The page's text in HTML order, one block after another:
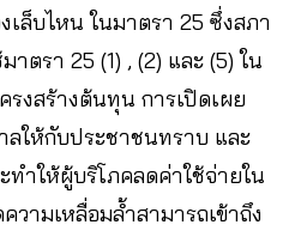
ล็บไหน ในมาตรา 25 ซึ่งสภา
ตรา 25 (1) , (2) และ (5) ใน
รงสร้างต้นทุน การเปิดเผย
ลให้กับประชาชนทราบ และ
ทำให้ผู้บริโภคลดค่าใช้จ่ายใน
ามเหลื่อมล้ำสามารถเข้าถึง